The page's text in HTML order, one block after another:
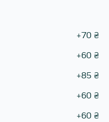
+70 ₴
+60 ₴
+85 ₴
+60 ₴
+60 ₴